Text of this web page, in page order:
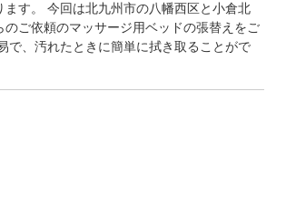
す。 今回は北九州市の八幡西区と小倉北
ご依頼のマッサージ用ベッドの張替えをご
で、汚れたときに簡単に拭き取ることがで